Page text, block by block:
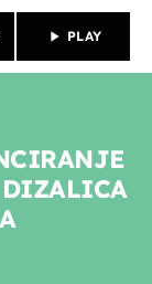
play_arrow PLAY
close